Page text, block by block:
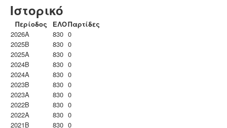
Ιστορικό
Περίοδος ΕΛΟΠαρτίδες
2026A
830 0
2025B
830 0
2025A
830 0
2024B
830 0
2024A
830 0
2023B
830 0
2023Α
830 0
2022B
830 0
2022A
830 0
2021B
830 0